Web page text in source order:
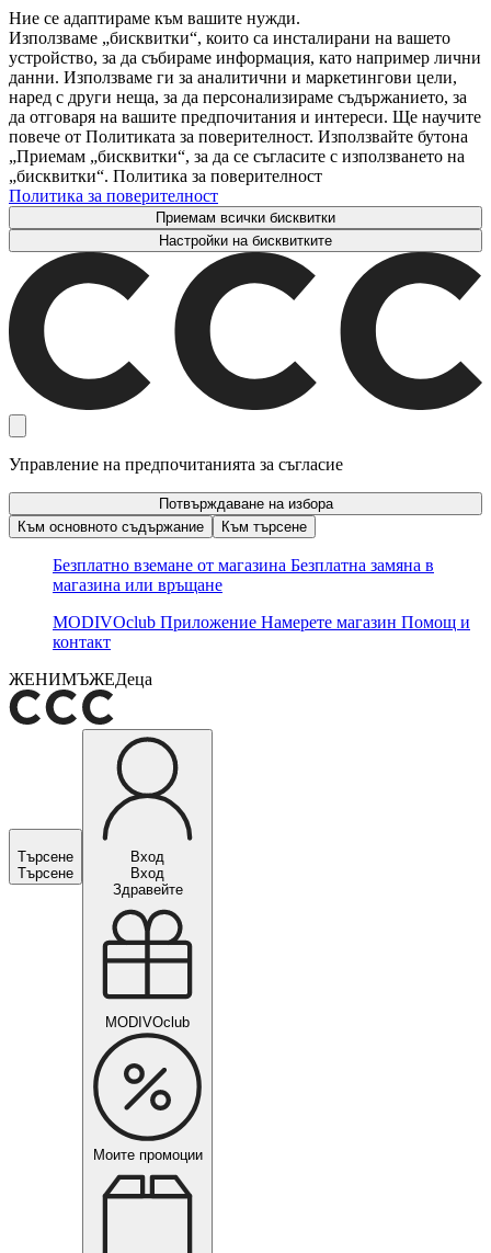
Ние се адаптираме към вашите нужди.
Използваме „бисквитки“, които са инсталирани на вашето
устройство, за да събираме информация, като например лични
данни. Използваме ги за аналитични и маркетингови цели,
наред с други неща, за да персонализираме съдържанието, за
да отговаря на вашите предпочитания и интереси. Ще научите
повече от Политиката за поверителност. Използвайте бутона
„Приемам „бисквитки“, за да се съгласите с използването на
„бисквитки“. Политика за поверителност
Политика за поверителност
Приемам всички бисквитки
Настройки на бисквитките
Управление на предпочитанията за съгласие
Потвърждаване на избора
Към основното съдържание
Към търсене
Безплатно вземане от магазина Безплатна замяна в
магазина или връщане
MODIVOclub Приложение Намерете магазин Помощ и
контакт
ЖЕНИМЪЖЕДеца
Търсене
Търсене
Вход
Вход
Здравейте
MODIVOclub
Моите промоции